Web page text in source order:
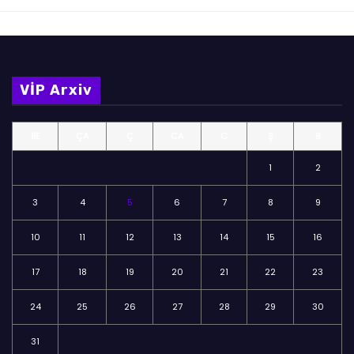
VİP Arxiv
1 2
3 4 5 6 7 8 9
10 11 12 13 14 15 16
17 18 19 20 21 22 23
24 25 26 27 28 29 30
31